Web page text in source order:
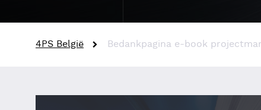
4PS België Bedankpagina e-book